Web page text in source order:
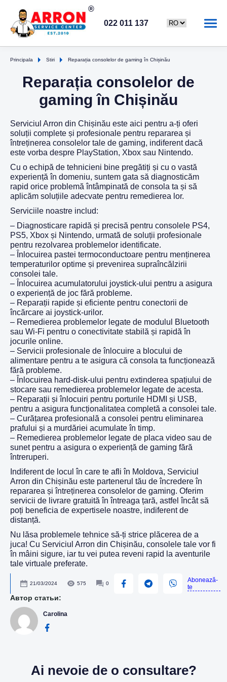
022 011 137
Principala Stiri Reparația consolelor de gaming în Chișinău
Reparația consolelor de
gaming în Chișinău
Serviciul Arron din Chișinău este aici pentru a-ți oferi
soluții complete și profesionale pentru repararea și
întreținerea consolelor tale de gaming, indiferent dacă
este vorba despre PlayStation, Xbox sau Nintendo.
Cu o echipă de tehnicieni bine pregătiți și cu o vastă
experiență în domeniu, suntem gata să diagnosticăm
rapid orice problemă întâmpinată de consola ta și să
aplicăm soluțiile adecvate pentru remedierea lor.
Serviciile noastre includ:
– Diagnosticare rapidă și precisă pentru consolele PS4,
PS5, Xbox și Nintendo, urmată de soluții profesionale
pentru rezolvarea problemelor identificate.
– Înlocuirea pastei termoconductoare pentru menținerea
temperaturilor optime și prevenirea supraîncălzirii
consolei tale.
– Înlocuirea acumulatorului joystick-ului pentru a asigura
o experiență de joc fără probleme.
– Reparații rapide și eficiente pentru conectorii de
încărcare ai joystick-urilor.
– Remedierea problemelor legate de modulul Bluetooth
sau Wi-Fi pentru o conectivitate stabilă și rapidă în
jocurile online.
– Servicii profesionale de înlocuire a blocului de
alimentare pentru a te asigura că consola ta funcționează
fără probleme.
– Înlocuirea hard-disk-ului pentru extinderea spațiului de
stocare sau remedierea problemelor legate de acesta.
– Reparații și înlocuiri pentru porturile HDMI și USB,
pentru a asigura funcționalitatea completă a consolei tale.
– Curățarea profesională a consolei pentru eliminarea
prafului și a murdăriei acumulate în timp.
– Remedierea problemelor legate de placa video sau de
sunet pentru a asigura o experiență de gaming fără
întreruperi.
Indiferent de locul în care te afli în Moldova, Serviciul
Arron din Chișinău este partenerul tău de încredere în
repararea și întreținerea consolelor de gaming. Oferim
servicii de livrare gratuită în întreaga țară, astfel încât să
poți beneficia de expertisele noastre, indiferent de
distanță.
Nu lăsa problemele tehnice să-ți strice plăcerea de a
juca! Cu Serviciul Arron din Chișinău, consolele tale vor fi
în mâini sigure, iar tu vei putea reveni rapid la aventurile
tale virtuale preferate.
21/03/2024 575 0
Abonează-
te
Автор статьи:
Carolina
Ai nevoie de o consultare?